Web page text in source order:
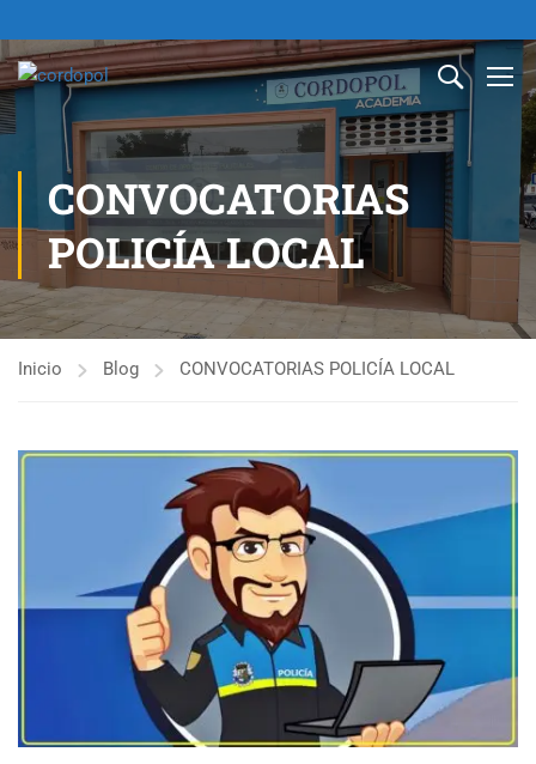
CONVOCATORIAS
POLICÍA LOCAL
Inicio Blog CONVOCATORIAS POLICÍA LOCAL